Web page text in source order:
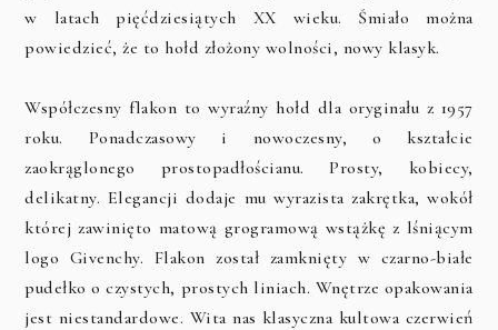
w latach pięćdziesiątych XX wieku. Śmiało można
powiedzieć, że to hołd złożony wolności, nowy klasyk.
Współczesny flakon to wyraźny hołd dla oryginału z 1957
roku. Ponadczasowy i nowoczesny, o kształcie
zaokrąglonego prostopadłościanu. Prosty, kobiecy,
delikatny. Elegancji dodaje mu wyrazista zakrętka, wokół
której zawinięto matową grogramową wstążkę z lśniącym
logo Givenchy. Flakon został zamknięty w czarno-białe
pudełko o czystych, prostych liniach. Wnętrze opakowania
jest niestandardowe. Wita nas klasyczna kultowa czerwień